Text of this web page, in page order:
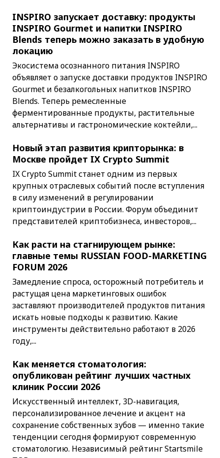
INSPIRO запускает доставку: продукты
INSPIRO Gourmet и напитки INSPIRO
Blends теперь можно заказать в удобную
локацию
Экосистема осознанного питания INSPIRO
объявляет о запуске доставки продуктов INSPIRO
Gourmet и безалкогольных напитков INSPIRO
Blends. Теперь ремесленные
ферментированные продукты, растительные
альтернативы и гастрономические коктейли,...
Новый этап развития крипторынка: в
Москве пройдет IX Crypto Summit
IX Crypto Summit станет одним из первых
крупных отраслевых событий после вступления
в силу изменений в регулировании
криптоиндустрии в России. Форум объединит
представителей криптобизнеса, инвесторов,...
Как расти на стагнирующем рынке:
главные темы RUSSIAN FOOD-MARKETING
FORUM 2026
Замедление спроса, осторожный потребитель и
растущая цена маркетинговых ошибок
заставляют производителей продуктов питания
искать новые подходы к развитию. Какие
инструменты действительно работают в 2026
году,...
Как меняется стоматология:
опубликован рейтинг лучших частных
клиник России 2026
Искусственный интеллект, 3D-навигация,
персонализированное лечение и акцент на
сохранение собственных зубов — именно такие
тенденции сегодня формируют современную
стоматологию. Независимый рейтинг Startsmile